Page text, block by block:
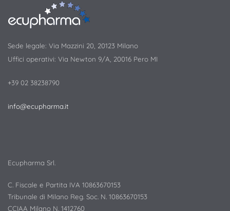
Sede legale: Via Mazzini 20, 20123 Milano
Uffici operativi: Via Newton 9/A, 20016 Pero MI
+39 02 38238790
info@ecupharma.it
Ecupharma Srl.
C. Fiscale e Partita IVA 10863670153
Tribunale di Milano Reg. Soc. N. 10863670153
CCIAA Milano N. 1412760